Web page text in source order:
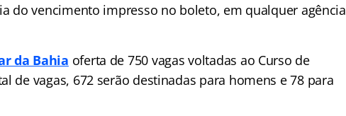
do vencimento impresso no boleto, em qualquer agência
da Bahia oferta de 750 vagas voltadas ao Curso de
de vagas, 672 serão destinadas para homens e 78 para